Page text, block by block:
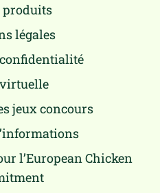
produits
légales
jeux concours
l’European Chicken